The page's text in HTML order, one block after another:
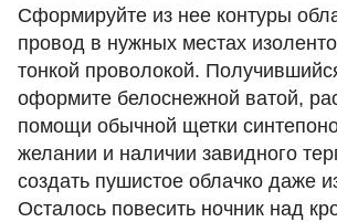
Сформируйте из нее контуры
провод в нужных местах
тонкой проволокой.
оформите белоснежной ватой,
помощи обычной щетки
желании и наличии завидного
создать пушистое облачко даже
Осталось повесить ночник над